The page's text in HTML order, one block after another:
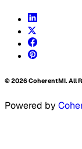
©2026CoherentMI. All
Powered by